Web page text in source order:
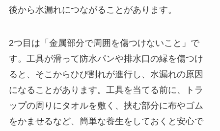
後から水漏れにつながることがあります。
2つ目は「金属部分で周囲を傷つけないこと」で
す。工具が滑って防水パンや排水口の縁を傷つけ
ると、そこからひび割れが進行し、水漏れの原因
になることがあります。工具を当てる前に、トラ
ップの周りにタオルを敷く、挟む部分に布やゴム
をかませるなど、簡単な養生をしておくと安心で